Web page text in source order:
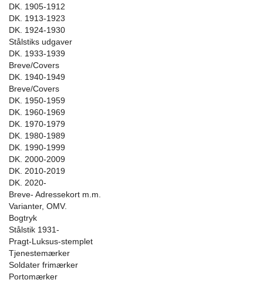
DK. 1905-1912
DK. 1913-1923
DK. 1924-1930
Stålstiks udgaver
DK. 1933-1939
Breve/Covers
DK. 1940-1949
Breve/Covers
DK. 1950-1959
DK. 1960-1969
DK. 1970-1979
DK. 1980-1989
DK. 1990-1999
DK. 2000-2009
DK. 2010-2019
DK. 2020-
Breve- Adressekort m.m.
Varianter, OMV.
Bogtryk
Stålstik 1931-
Pragt-Luksus-stemplet
Tjenestemærker
Soldater frimærker
Portomærker